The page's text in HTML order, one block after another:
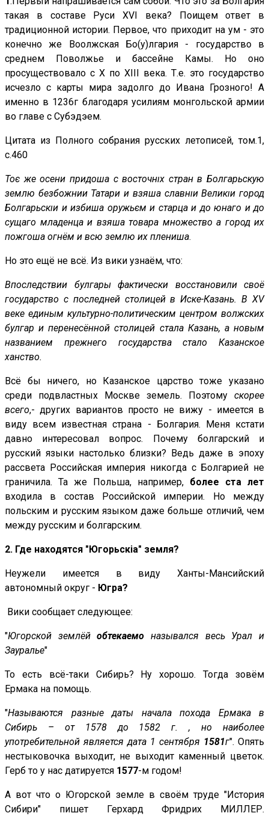
такая в составе Руси XVI века? Поищем ответ в
традиционной истории. Первое, что приходит на ум - это
конечно же Воолжская Бо(у)лгария - государство в
среднем Поволжье и бассейне Камы. Но оно
просуществовало с X по XIII века. Т.е. это государство
исчезло с карты мира задолго до Ивана Грозного! А
именно в 1236г благодаря усилиям монгольской армии
во главе с Субэдэем.
Цитата из Полного собрания русских летописей, том.1,
с.460
Тоє же осени придоша с восточнıх стран в Болгарьскую
землю безбожнии Татари и взяша славнıи Великıи город
Болгарьскıи и избиша оружьєм и старца и до юнаго и до
сущаго младенца и взяша товара множество а город их
пожгоша огнём и всю землю их плениша.
Но это ещё не всё. Из вики узнаём, что:
Впоследствии булгары фактически восстановили своё
государство с последней столицей в Иске-Казань. В XV
веке единым культурно-политическим центром волжских
булгар и перенесённой столицей стала Казань, а новым
названием прежнего государства стало Казанское
ханство.
Всё бы ничего, но Казанское царство тоже указано
среди подвластных Москве земель. Поэтому скорее
всего,- других вариантов просто не вижу - имеется в
виду всем известная страна - Болгария. Меня кстати
давно интересовал вопрос. Почему болгарский и
русский языки настолько близки? Ведь даже в эпоху
рассвета Российская империя никогда с Болгарией не
граничила. Та же Польша, например, более ста лет
входила в состав Российской империи. Но между
польским и русским языком даже больше отличий, чем
между русским и болгарским.
2. Где находятся "Югорьскia" земля?
Неужели имеется в виду Ханты-Мансийский
автономный округ - Югра?
Вики сообщает следующее:
"Югорской землёйобтекаемо назывался весь Урал и
Зауралье"
То есть всё-таки Сибирь? Ну хорошо. Тогда зовём
Ермака на помощь.
"Называются разные даты начала похода Ермака в
Сибирь – от 1578 до 1582 г. , но наиболее
употребительной является дата 1 сентября 1581г". Опять
нестыковочка выходит, не выходит каменный цветок.
Герб то у нас датируется 1577-м годом!
А вот что о Югорской земле в своём труде "История
Сибири" пишет Герхард Фридрих МИЛЛЕР.